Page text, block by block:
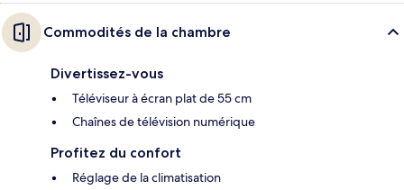
Commodités de la chambre
Divertissez-vous
Téléviseur à écran plat de 55 cm
Chaînes de télévision numérique
Profitez du confort
Réglage de la climatisation